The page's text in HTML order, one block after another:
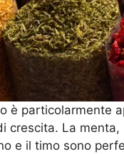
è particolarmente
crescita. La
e il timo sono